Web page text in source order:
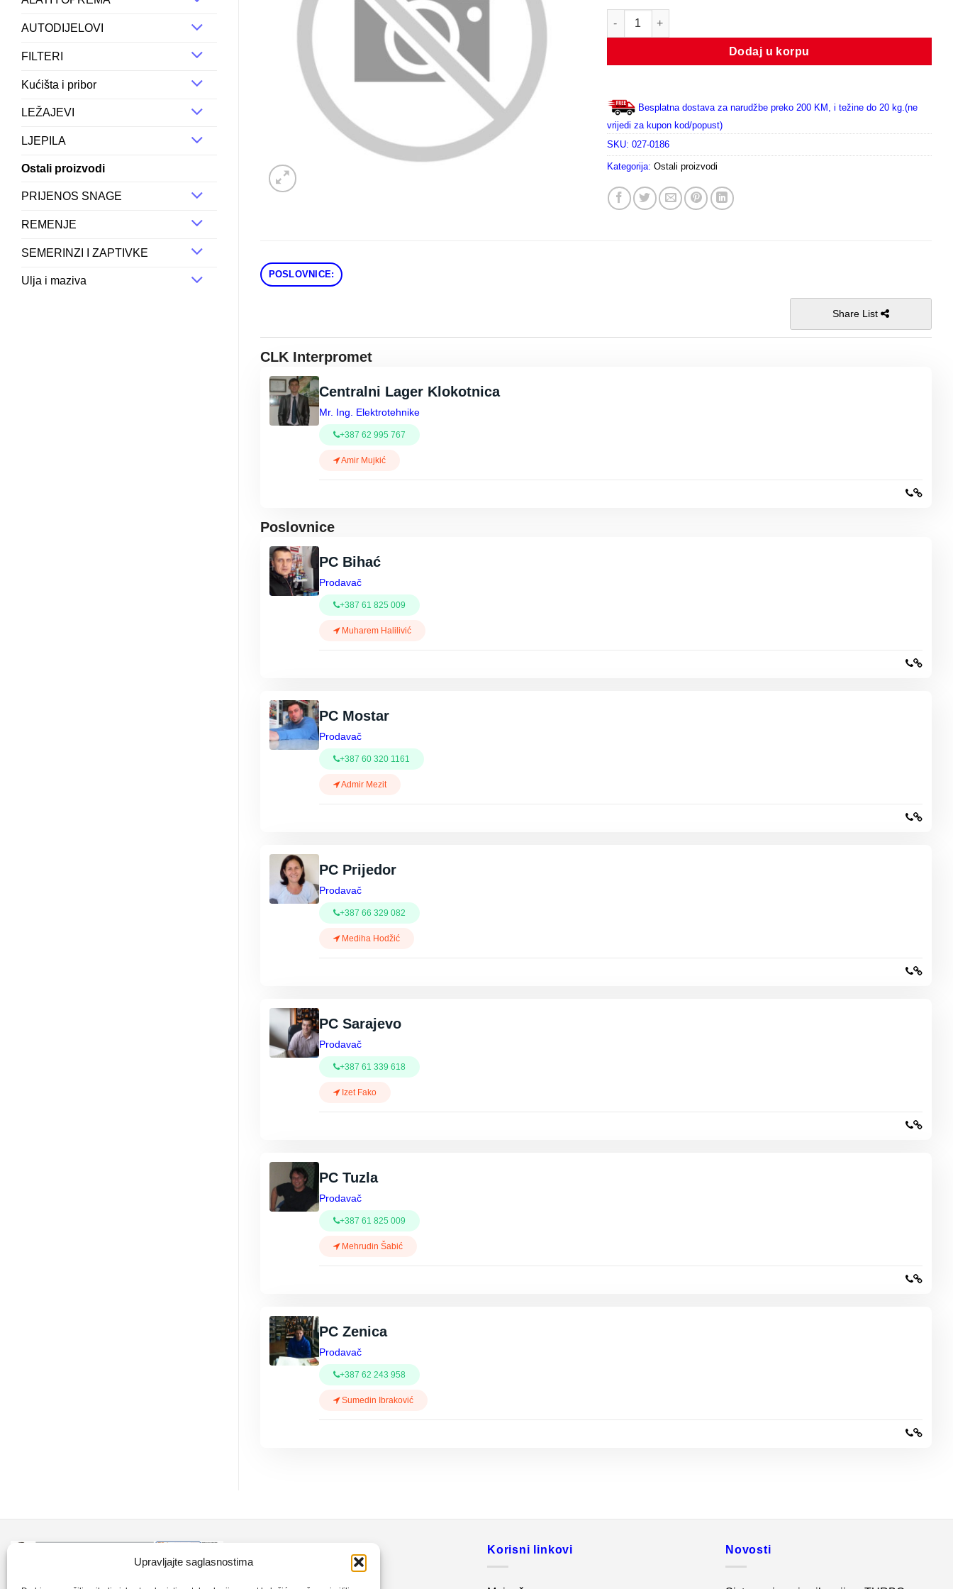
Upravljajte saglasnostima
AUTODIJELOVI
FILTERI
Kućišta i pribor
LEŽAJEVI
LJEPILA
Ostali proizvodi
PRIJENOS SNAGE
REMENJE
SEMERINZI I ZAPTIVKE
Ulja i maziva
PSM 354550 A51 količina
Dodaj u korpu
Besplatna dostava za narudžbe preko 200 KM, i težine do 20 kg.(ne
vrijedi za kupon kod/popust)
SKU: 027-0186
Kategorija: Ostali proizvodi
POSLOVNICE:
Share List
CLK Interpromet
Centralni Lager Klokotnica
Mr. Ing. Elektrotehnike
+387 62 995 767
Amir Mujkić
Poslovnice
PC Bihać
Prodavač
+387 61 825 009
Muharem Halilivić
PC Mostar
Prodavač
+387 60 320 1161
Admir Mezit
PC Prijedor
Prodavač
+387 66 329 082
Mediha Hodžić
PC Sarajevo
Prodavač
+387 61 339 618
Izet Fako
PC Tuzla
Prodavač
+387 61 825 009
Mehrudin Šabić
PC Zenica
Prodavač
+387 62 243 958
Sumedin Ibraković
Korisni linkovi Novosti